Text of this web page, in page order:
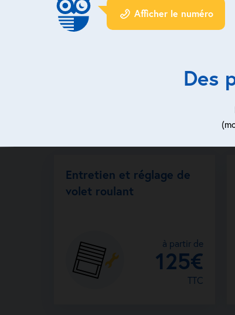
Afficher le numéro
Des
Entretien et réglage de
volet roulant
à partir de
125€
TTC